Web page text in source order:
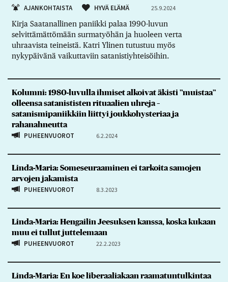
AJANKOHTAISTA HYVÄ ELÄMÄ 25.9.2024
Kirja Saatanallinen paniikki palaa 1990-luvun
selvittämättömään surmatyöhän ja huoleen verta
uhraavista teineistä. Katri Ylinen tutustuu myös
nykypäivänä vaikuttaviin satanistiyhteisöihin.
Kolumni: 1980-luvulla ihmiset alkoivat äkisti ”muistaa”
olleensa satanististen rituaalien uhreja –
satanismipaniikkiin liittyi joukkohysteriaa ja
rahanahneutta
PUHEENVUOROT 6.2.2024
Linda-Maria: Someseuraaminen ei tarkoita samojen
arvojen jakamista
PUHEENVUOROT 8.3.2023
Linda-Maria: Hengailin Jeesuksen kanssa, koska kukaan
muu ei tullut juttelemaan
PUHEENVUOROT 22.2.2023
Linda-Maria: En koe liberaaliakaan raamatuntulkintaa